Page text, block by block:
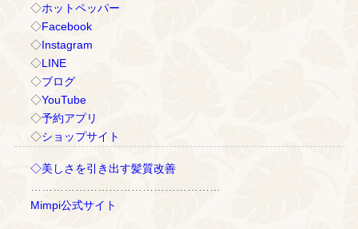
◇ホットペッパー
◇Facebook
◇Instagram
◇LINE
◇ブログ
◇YouTube
◇予約アプリ
◇ショップサイト
◇美しさを引き出す髪質改善
Mimpi公式サイト